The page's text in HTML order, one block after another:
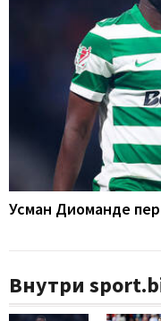
Усман Диоманде
Внутри